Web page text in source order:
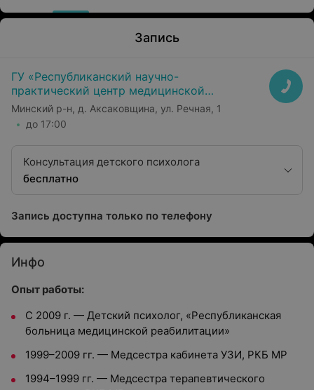
Запись
ГУ «Республиканский научно-
практический центр медицинской
экспертизы и реабилитаци»
Минский р-н, д. Аксаковщина, ул. Речная, 1
до 17:00
Консультация детского психолога
бесплатно
Запись доступна только по телефону
Инфо
Опыт работы:
С 2009 г. — Детский психолог, «Республиканская
больница медицинской реабилитации»
1999–2009 гг. — Медсестра кабинета УЗИ, РКБ МР
1994–1999 гг. — Медсестра терапевтического